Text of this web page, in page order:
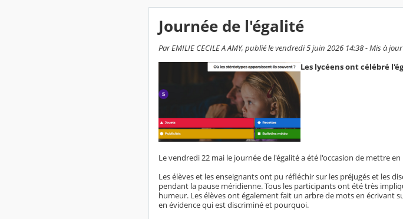
Journée de l'égalité
Par EMILIE CECILE A AMY, publié le vendredi 5 juin 2026 14:38 - Mis à
Les lycéens ont célébré
Le vendredi 22 mai le journée de l'égalité a été l'occasion de mettre
Les élèves et les enseignants ont pu réfléchir sur les préjugés et les
pendant la pause méridienne. Tous les participants ont été très
humeur. Les élèves ont également fait un arbre de mots en écrivant
en évidence qui est discriminé et pourquoi.